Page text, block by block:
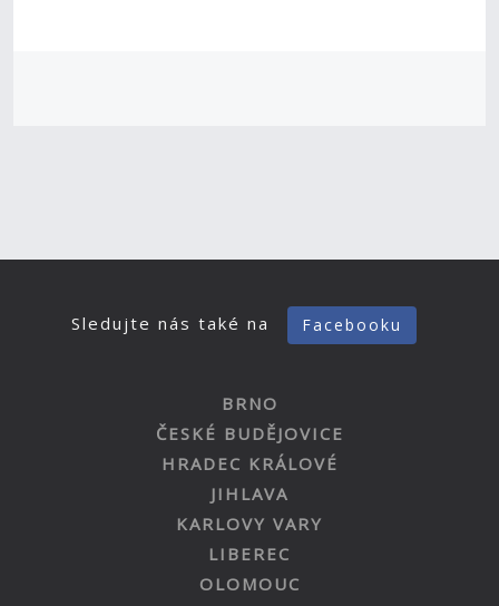
Sledujte nás také na Facebooku
BRNO
ČESKÉ BUDĚJOVICE
HRADEC KRÁLOVÉ
JIHLAVA
KARLOVY VARY
LIBEREC
OLOMOUC